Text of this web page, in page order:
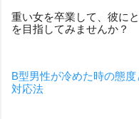
重い女を卒業して、彼に
を目指してみませんか？
B型男性が冷めた時の態
対応法